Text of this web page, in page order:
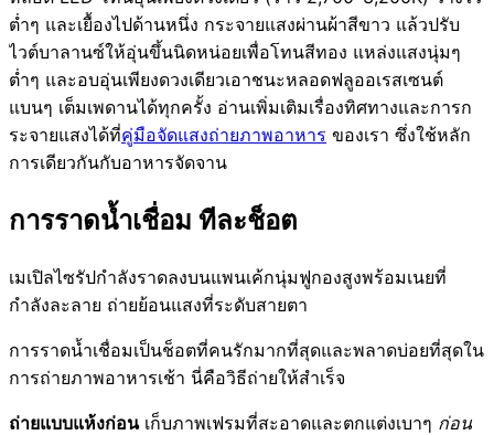
ต่ำๆ และเยื้องไปด้านหนึ่ง กระจายแสงผ่านผ้าสีขาว แล้วปรับ
ไวต์บาลานซ์ให้อุ่นขึ้นนิดหน่อยเพื่อโทนสีทอง แหล่งแสงนุ่มๆ
ต่ำๆ และอบอุ่นเพียงดวงเดียวเอาชนะหลอดฟลูออเรสเซนต์
แบนๆ เต็มเพดานได้ทุกครั้ง อ่านเพิ่มเติมเรื่องทิศทางและการก
ระจายแสงได้ที่คู่มือจัดแสงถ่ายภาพอาหาร ของเรา ซึ่งใช้หลัก
การเดียวกันกับอาหารจัดจาน
การราดน้ำเชื่อม ทีละช็อต
เมเปิลไซรัปกำลังราดลงบนแพนเค้กนุ่มฟูกองสูงพร้อมเนยที่
กำลังละลาย ถ่ายย้อนแสงที่ระดับสายตา
การราดน้ำเชื่อมเป็นช็อตที่คนรักมากที่สุดและพลาดบ่อยที่สุดใน
การถ่ายภาพอาหารเช้า นี่คือวิธีถ่ายให้สำเร็จ
ถ่ายแบบแห้งก่อนเก็บภาพเฟรมที่สะอาดและตกแต่งเบาๆ ก่อน